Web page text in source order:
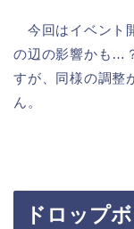
今回はイベント
の辺の影響かも…
すが、同様の調整
ん。
ドロップ